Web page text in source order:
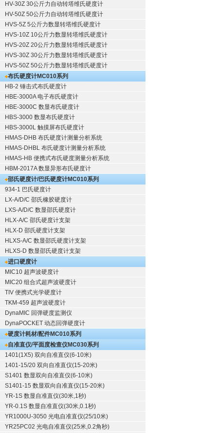
HV-30Z 30公斤力自动转塔维氏硬度计
HV-50Z 50公斤力自动转塔维氏硬度计
HVS-5Z 5公斤力数显转塔维氏硬度计
HVS-10Z 10公斤力数显转塔维氏硬度计
HVS-20Z 20公斤力数显转塔维氏硬度计
HVS-30Z 30公斤力数显转塔维氏硬度计
HVS-50Z 50公斤力数显转塔维氏硬度计
布氏硬度计MC010系列
HB-2 锤击式布氏硬度计
HBE-3000A 电子布氏硬度计
HBE-3000C 数显布氏硬度计
HBS-3000 数显布氏硬度计
HBS-3000L 触摸屏布氏硬度计
HMAS-DHB 布氏硬度计测量分析系统
HMAS-DHBL 布氏硬度计测量分析系统
HMAS-HB 便携式布氏硬度测量分析系统
HBM-2017A 数显异形布氏硬度计
邵氏硬度计/巴氏硬度计MC010系列
934-1 巴氏硬度计
LX-A/D/C 邵氏橡胶硬度计
LXS-A/D/C 数显邵氏硬度计
HLX-A/C 邵氏硬度计支架
HLX-D 邵氏硬度计支架
HLXS-A/C 数显邵氏硬度计支架
HLXS-D 数显邵氏硬度计支架
进口硬度计
MIC10 超声波硬度计
MIC20 组合式超声波硬度计
TIV 便携式光学硬度计
TKM-459 超声波硬度计
DynaMIC 回弹硬度监测仪
DynaPOCKET 动态回弹硬度计
硬度计耗材/配件MC010系列
自准直仪/平面度检查仪MC030系列
1401(1X5) 双向自准直仪(6-10米)
1401-15/20 双向自准直仪(15-20米)
S1401 数显双向自准直仪(6-10米)
S1401-15 数显双向自准直仪(15-20米)
YR-1S 数显自准直仪(30米,1秒)
YR-0.1S 数显自准直仪(30米,0.1秒)
YR1000U-3050 光电自准直仪(25/10米)
YR25PC02 光电自准直仪(25米,0.2角秒)